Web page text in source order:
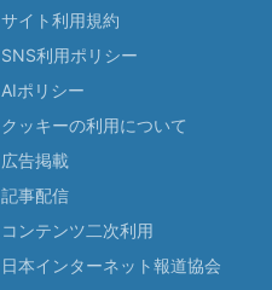
サイト利用規約
SNS利用ポリシー
AIポリシー
クッキーの利用について
広告掲載
記事配信
コンテンツ二次利用
日本インターネット報道協会